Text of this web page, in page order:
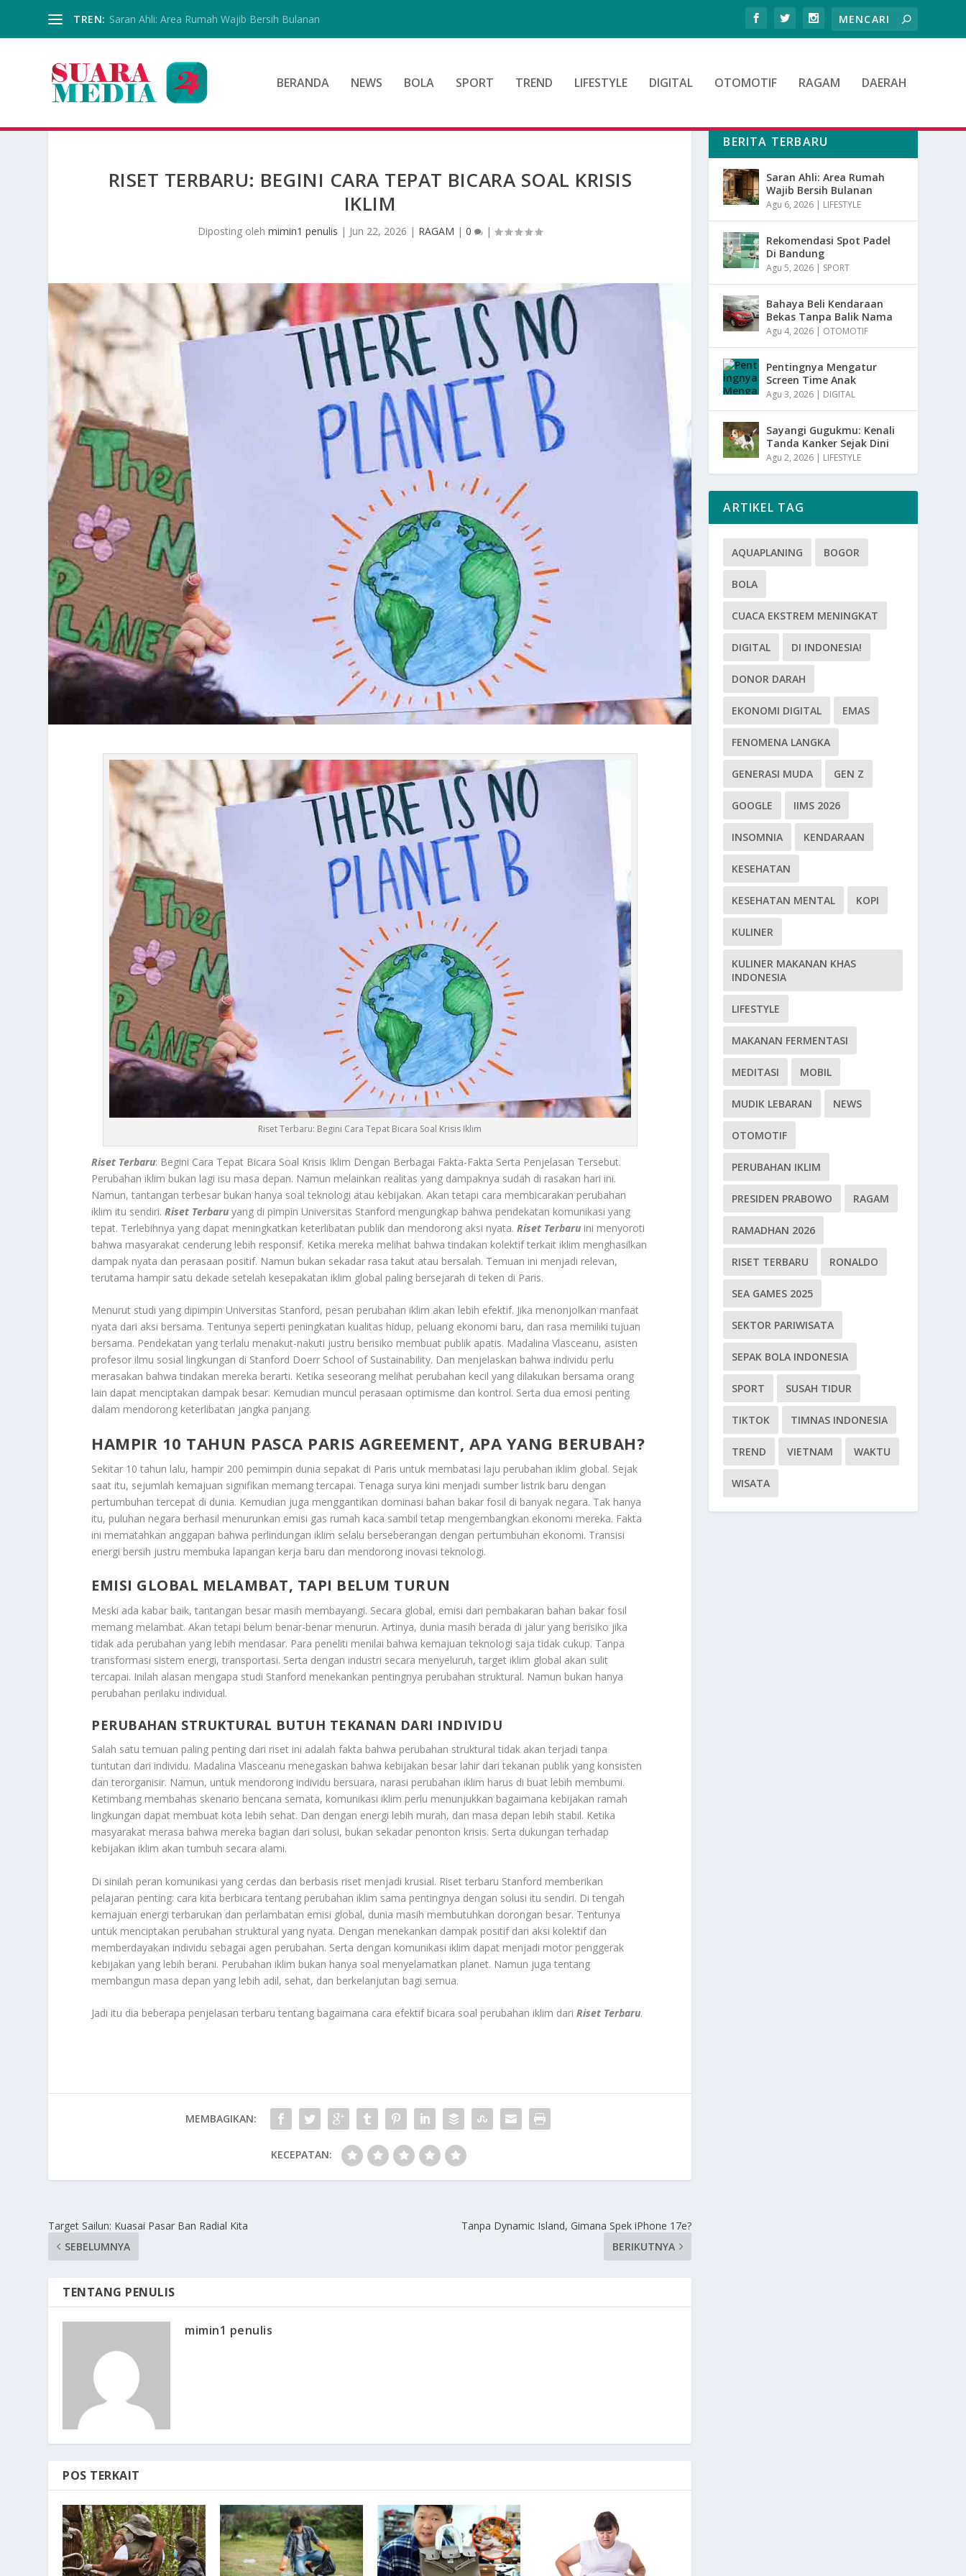
TREN: Saran Ahli: Area Rumah Wajib Bersih Bulanan
BERANDA NEWS BOLA SPORT TREND LIFESTYLE DIGITAL OTOMOTIF RAGAM DAERAH
RISET TERBARU: BEGINI CARA TEPAT BICARA SOAL KRISIS
IKLIM
Diposting olehmimin1 penulis | Jun 22, 2026 | RAGAM |0 |
Riset Terbaru: Begini Cara Tepat Bicara Soal Krisis Iklim
Riset Terbaru: Begini Cara Tepat Bicara Soal Krisis Iklim Dengan Berbagai Fakta-Fakta Serta Penjelasan Tersebut.
Perubahan iklim bukan lagi isu masa depan. Namun melainkan realitas yang dampaknya sudah di rasakan hari ini.
Namun, tantangan terbesar bukan hanya soal teknologi atau kebijakan. Akan tetapi cara membicarakan perubahan
iklim itu sendiri.Riset Terbaru yang di pimpin Universitas Stanford mengungkap bahwa pendekatan komunikasi yang
tepat. Terlebihnya yang dapat meningkatkan keterlibatan publik dan mendorong aksi nyata.Riset Terbaru ini menyoroti
bahwa masyarakat cenderung lebih responsif. Ketika mereka melihat bahwa tindakan kolektif terkait iklim menghasilkan
dampak nyata dan perasaan positif. Namun bukan sekadar rasa takut atau bersalah. Temuan ini menjadi relevan,
terutama hampir satu dekade setelah kesepakatan iklim global paling bersejarah di teken di Paris.
Menurut studi yang dipimpin Universitas Stanford, pesan perubahan iklim akan lebih efektif. Jika menonjolkan manfaat
nyata dari aksi bersama. Tentunya seperti peningkatan kualitas hidup, peluang ekonomi baru, dan rasa memiliki tujuan
bersama. Pendekatan yang terlalu menakut-nakuti justru berisiko membuat publik apatis. Madalina Vlasceanu, asisten
profesor ilmu sosial lingkungan di Stanford Doerr School of Sustainability. Dan menjelaskan bahwa individu perlu
merasakan bahwa tindakan mereka berarti. Ketika seseorang melihat perubahan kecil yang dilakukan bersama orang
lain dapat menciptakan dampak besar. Kemudian muncul perasaan optimisme dan kontrol. Serta dua emosi penting
dalam mendorong keterlibatan jangka panjang.
HAMPIR 10 TAHUN PASCA PARIS AGREEMENT, APA YANG BERUBAH?
Sekitar 10 tahun lalu, hampir 200 pemimpin dunia sepakat di Paris untuk membatasi laju perubahan iklim global. Sejak
saat itu, sejumlah kemajuan signifikan memang tercapai. Tenaga surya kini menjadi sumber listrik baru dengan
pertumbuhan tercepat di dunia. Kemudian juga menggantikan dominasi bahan bakar fosil di banyak negara. Tak hanya
itu, puluhan negara berhasil menurunkan emisi gas rumah kaca sambil tetap mengembangkan ekonomi mereka. Fakta
ini mematahkan anggapan bahwa perlindungan iklim selalu berseberangan dengan pertumbuhan ekonomi. Transisi
energi bersih justru membuka lapangan kerja baru dan mendorong inovasi teknologi.
EMISI GLOBAL MELAMBAT, TAPI BELUM TURUN
Meski ada kabar baik, tantangan besar masih membayangi. Secara global, emisi dari pembakaran bahan bakar fosil
memang melambat. Akan tetapi belum benar-benar menurun. Artinya, dunia masih berada di jalur yang berisiko jika
tidak ada perubahan yang lebih mendasar. Para peneliti menilai bahwa kemajuan teknologi saja tidak cukup. Tanpa
transformasi sistem energi, transportasi. Serta dengan industri secara menyeluruh, target iklim global akan sulit
tercapai. Inilah alasan mengapa studi Stanford menekankan pentingnya perubahan struktural. Namun bukan hanya
perubahan perilaku individual.
PERUBAHAN STRUKTURAL BUTUH TEKANAN DARI INDIVIDU
Salah satu temuan paling penting dari riset ini adalah fakta bahwa perubahan struktural tidak akan terjadi tanpa
tuntutan dari individu. Madalina Vlasceanu menegaskan bahwa kebijakan besar lahir dari tekanan publik yang konsisten
dan terorganisir. Namun, untuk mendorong individu bersuara, narasi perubahan iklim harus di buat lebih membumi.
Ketimbang membahas skenario bencana semata, komunikasi iklim perlu menunjukkan bagaimana kebijakan ramah
lingkungan dapat membuat kota lebih sehat. Dan dengan energi lebih murah, dan masa depan lebih stabil. Ketika
masyarakat merasa bahwa mereka bagian dari solusi, bukan sekadar penonton krisis. Serta dukungan terhadap
kebijakan iklim akan tumbuh secara alami.
Di sinilah peran komunikasi yang cerdas dan berbasis riset menjadi krusial. Riset terbaru Stanford memberikan
pelajaran penting: cara kita berbicara tentang perubahan iklim sama pentingnya dengan solusi itu sendiri. Di tengah
kemajuan energi terbarukan dan perlambatan emisi global, dunia masih membutuhkan dorongan besar. Tentunya
untuk menciptakan perubahan struktural yang nyata. Dengan menekankan dampak positif dari aksi kolektif dan
memberdayakan individu sebagai agen perubahan. Serta dengan komunikasi iklim dapat menjadi motor penggerak
kebijakan yang lebih berani. Perubahan iklim bukan hanya soal menyelamatkan planet. Namun juga tentang
membangun masa depan yang lebih adil, sehat, dan berkelanjutan bagi semua.
Jadi itu dia beberapa penjelasan terbaru tentang bagaimana cara efektif bicara soal perubahan iklim dariRiset Terbaru.
MEMBAGIKAN:
KECEPATAN:
Target Sailun: Kuasai Pasar Ban Radial Kita
SEBELUMNYA
Tanpa Dynamic Island, Gimana Spek iPhone 17e?
BERIKUTNYA
TENTANG PENULIS
mimin1 penulis
POS TERKAIT
BERITA TERBARU
Saran Ahli: Area Rumah
Wajib Bersih Bulanan
Agu 6, 2026 | LIFESTYLE
Rekomendasi Spot Padel
Di Bandung
Agu 5, 2026 | SPORT
Bahaya Beli Kendaraan
Bekas Tanpa Balik Nama
Agu 4, 2026 | OTOMOTIF
Pentingnya Mengatur
Screen Time Anak
Agu 3, 2026 | DIGITAL
Sayangi Gugukmu: Kenali
Tanda Kanker Sejak Dini
Agu 2, 2026 | LIFESTYLE
ARTIKEL TAG
AQUAPLANING BOGOR
BOLA
CUACA EKSTREM MENINGKAT
DIGITAL DI INDONESIA!
DONOR DARAH
EKONOMI DIGITAL EMAS
FENOMENA LANGKA
GENERASI MUDA GEN Z
GOOGLE IIMS 2026
INSOMNIA KENDARAAN
KESEHATAN
KESEHATAN MENTAL KOPI
KULINER
KULINER MAKANAN KHAS
INDONESIA
LIFESTYLE
MAKANAN FERMENTASI
MEDITASI MOBIL
MUDIK LEBARAN NEWS
OTOMOTIF
PERUBAHAN IKLIM
PRESIDEN PRABOWO RAGAM
RAMADHAN 2026
RISET TERBARU RONALDO
SEA GAMES 2025
SEKTOR PARIWISATA
SEPAK BOLA INDONESIA
SPORT SUSAH TIDUR
TIKTOK TIMNAS INDONESIA
TREND VIETNAM WAKTU
WISATA